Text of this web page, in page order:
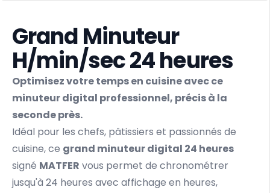
Grand Minuteur
H/min/sec 24 heures
Optimisez votre temps en cuisine avec ce
minuteur digital professionnel, précis à la
seconde près.
Idéal pour les chefs, pâtissiers et passionnés de
cuisine, ce grand minuteur digital 24 heures
signé MATFER vous permet de chronométrer
jusqu'à 24 heures avec affichage en heures,